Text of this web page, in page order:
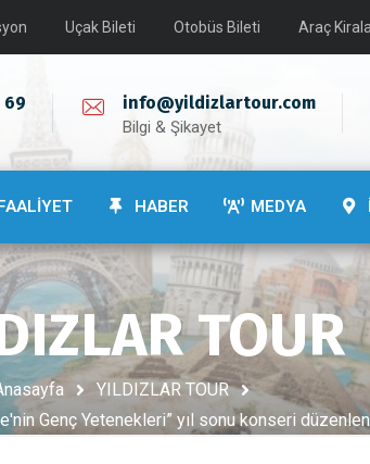
Uçak Bileti Otobüs Bileti Araç
69 info@yildizlartour.com
Bilgi & Şikayet
HABER MEDYA
TOUR
YILDIZLAR TOUR
Genç Yetenekleri” yıl sonu konseri